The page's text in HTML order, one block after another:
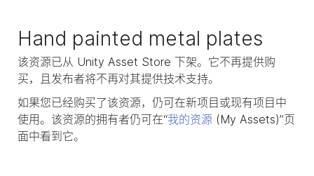
Hand painted metal plates
该资源已从 Unity Asset Store 下架。它不再提供购
买，且发布者将不再对其提供技术支持。
如果您已经购买了该资源，仍可在新项目或现有项目中
使用。该资源的拥有者仍可在“我的资源 (My Assets)”页
面中看到它。